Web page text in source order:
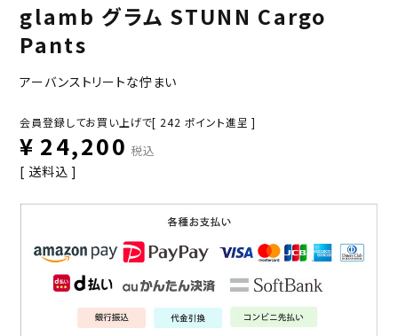
glamb グラム STUNN Cargo
Pants
アーバンストリートな佇まい
会員登録してお買い上げで[ 242 ポイント進呈 ]
¥ 24,200 税込
送料込